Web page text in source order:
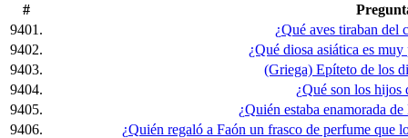
#
9401.
¿Qué aves tiraban del
9402.
¿Qué diosa asiática es
9403.
(Griega) Epíteto de los
9404.
¿Qué son los hijos
9405.
¿Quién estaba enamorada
9406.
¿Quién regaló a Faón un frasco de perfume que